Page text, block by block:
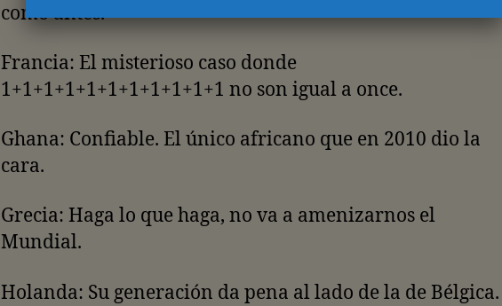
como antes.
Francia: El misterioso caso donde
1+1+1+1+1+1+1+1+1+1+1 no son igual a once.
Ghana: Confiable. El único africano que en 2010 dio la
cara.
Grecia: Haga lo que haga, no va a amenizarnos el
Mundial.
Holanda: Su generación da pena al lado de la de Bélgica.